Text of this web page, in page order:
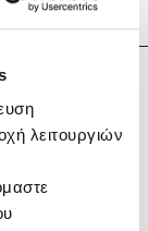
λειτουργιών